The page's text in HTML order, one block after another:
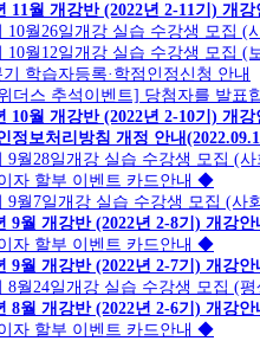
11월 개강반 (2022년 2-11기) 개강
10월26일개강 실습 수강생 모집 (
10월12일개강 실습 수강생 모집 (
학습자등록·학점인정신청 안내
스 추석이벤트] 당첨자를 발표
10월 개강반 (2022년 2-10기) 개강
정보처리방침 개정 안내
9월28일개강 실습 수강생 모집 (
자 할부 이벤트 카드안내 ◆
9월7일개강 실습 수강생 모집 (사
9월 개강반 (2022년 2-8기) 개강안
자 할부 이벤트 카드안내 ◆
9월 개강반 (2022년 2-7기) 개강안
8월24일개강 실습 수강생 모집 (
8월 개강반 (2022년 2-6기) 개강안
자 할부 이벤트 카드안내 ◆